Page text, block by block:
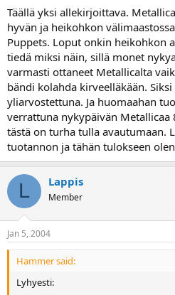
Täällä yksi allekirjoittava.
hyvän ja heikohkon
Puppets. Loput onkin heikohkon
tiedä miksi näin, sillä monet
varmasti ottaneet Metallicalta
bändi kolahda kirveelläkään.
yliarvostettuna. Ja huomaahan
verrattuna nykypäivän Metallicaa
tästä on turha tulla avautumaan.
tuotannon ja tähän tulokseen
L Lappis
Member
Jan 5, 2004
Hammer said:
Lyhyesti: